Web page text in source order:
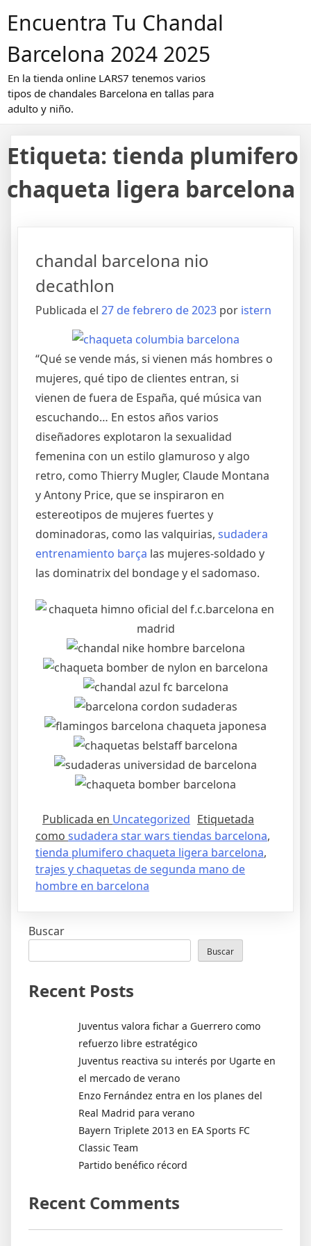
Encuentra Tu Chandal
Barcelona 2024 2025
En la tienda online LARS7 tenemos varios
tipos de chandales Barcelona en tallas para
adulto y niño.
Etiqueta: tienda plumifero
chaqueta ligera barcelona
chandal barcelona nio
decathlon
Publicada el 27 de febrero de 2023 por istern
“Qué se vende más, si vienen más hombres o
mujeres, qué tipo de clientes entran, si
vienen de fuera de España, qué música van
escuchando… En estos años varios
diseñadores explotaron la sexualidad
femenina con un estilo glamuroso y algo
retro, como Thierry Mugler, Claude Montana
y Antony Price, que se inspiraron en
estereotipos de mujeres fuertes y
dominadoras, como las valquirias, sudadera
entrenamiento barça las mujeres-soldado y
las dominatrix del bondage y el sadomaso.
Publicada en Uncategorized Etiquetada
como sudadera star wars tiendas barcelona,
tienda plumifero chaqueta ligera barcelona,
trajes y chaquetas de segunda mano de
hombre en barcelona
Buscar
Buscar
Recent Posts
Juventus valora fichar a Guerrero como
refuerzo libre estratégico
Juventus reactiva su interés por Ugarte en
el mercado de verano
Enzo Fernández entra en los planes del
Real Madrid para verano
Bayern Triplete 2013 en EA Sports FC
Classic Team
Partido benéfico récord
Recent Comments